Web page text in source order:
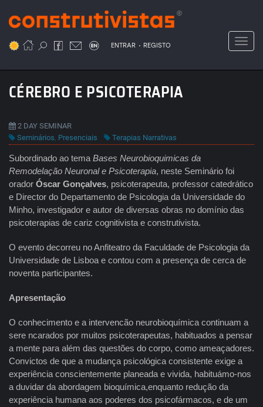
para
conteúdo
ENTRAR . REGISTO
CÉREBRO E PSICOTERAPIA
2 DAY SEMINAR
Seminários, Presenciais Terapias Narrativas
Subordinado ao tema Bases Neurobioquimicas da
Remodelação Neuronal e Psicoterapia, neste Seminário foi
orador Óscar Gonçalves, psicoterapeuta, professor catedrático
e Director do Departamento de Psicologia da Universidade do
Minho, investigador e autor de diversas obras no domínio das
psicoterapias de cariz cognitivista e construtivista.
O evento decorreu no Anfiteatro da Faculdade de Psicologia da
Universidade de Lisboa e contou com a presença de cerca de
noventa participantes.
Apresentação
O conhecimento e a intervencão neurobioquímica continuam a
sere ncarados por muitos psicoterapeutas, habituados a pensar
a mente para além das questões do corpo, como ameaçadores.
Convictos de que a mudança psicológica consistente exige a
experiência conscientemente planeada e vivida, habituámo-nos
a duvidar da abordagem bioquímica,enquanto redução da
experiência humana aos poderes dos psicofármacos, e de um